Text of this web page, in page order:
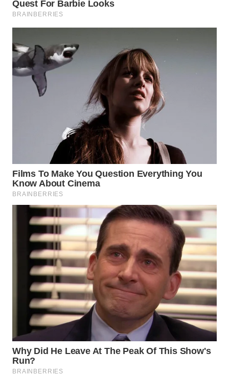
KARAWANG
BEKASI
WN
BOGOR
TAPANULI
UTARA
WN
SAMOSIR
WN
PADANG
LAWAS
WN
SUMEDANG
WN
CIANJUR
WN
KEPULAUAN